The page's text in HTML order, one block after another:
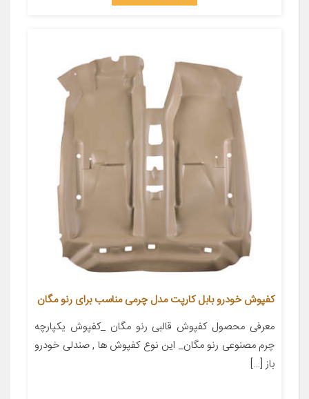
کفپوش خودرو بابل کارپت مدل چرمی مناسب برای رنو مگان
معرفی محصول کفپوش قالبی رنو مگان _کفپوش یکپارچه
چرم مصنوعی رنو مگان_ این نوع کفپوش ها , صندلی خودرو
باز […]